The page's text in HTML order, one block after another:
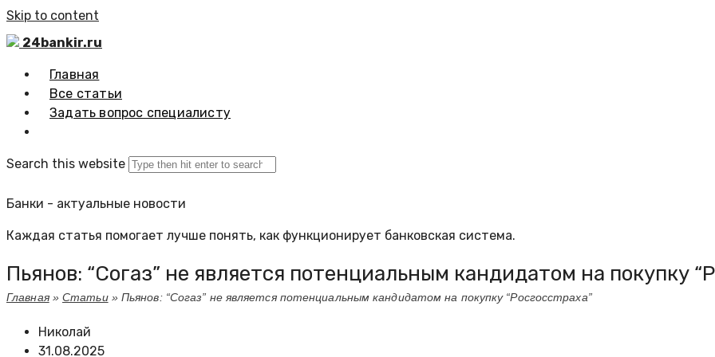
Skip to content
24bankir.ru
Главная
Все статьи
Задать вопрос специалисту
Search this website
Банки - актуальные новости
Каждая статья помогает лучше понять, как функционирует банковская система.
Пьянов: “Согаз” не является потенциальным кандидатом на покупку
Главная»Статьи» Пьянов: “Согаз” не является потенциальным кандидатом на покупку “Росгосстраха”
Николай
31.08.2025